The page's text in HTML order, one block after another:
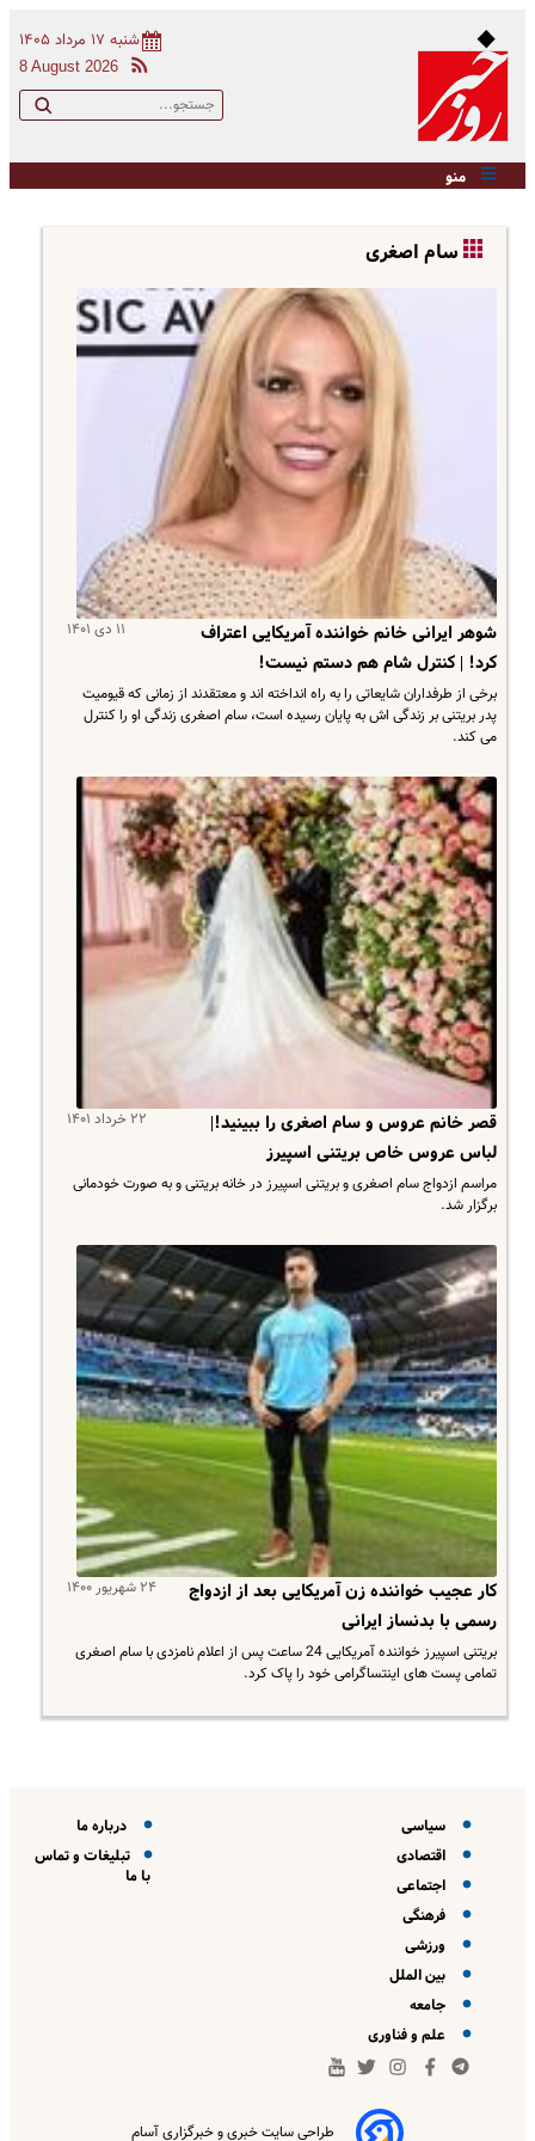
شنبه ۱۷ مرداد ۱۴۰۵
8 August 2026
منو
سام اصغری
۱۱ دی ۱۴۰۱
شوهر ایرانی خانم خواننده آمریکایی اعتراف
کرد! | کنترل شام هم دستم نیست!
برخی از طرفداران شایعاتی را به راه انداخته اند و معتقدند از زمانی که قیومیت
پدر بریتنی بر زندگی اش به پایان رسیده است، سام اصغری زندگی او را کنترل
می کند.
۲۲ خرداد ۱۴۰۱
قصر خانم عروس و سام اصغری را ببینید!|
لباس عروس خاص بریتنی اسپیرز
مراسم ازدواج سام اصغری و بریتنی اسپیرز در خانه بریتنی و به صورت خودمانی
برگزار شد.
۲۴ شهریور ۱۴۰۰
کار عجیب خواننده زن آمریکایی بعد از ازدواج
رسمی با بدنساز ایرانی
بریتنی اسپیرز خواننده آمریکایی 24 ساعت پس از اعلام نامزدی با سام اصغری
تمامی پست های اینتساگرامی خود را پاک کرد.
سیاسی
اقتصادی
اجتماعی
فرهنگی
ورزشی
بین الملل
جامعه
علم و فناوری
درباره ما
تبلیغات و تماس
با ما
طراحی سایت خبری و خبرگزاری آسام